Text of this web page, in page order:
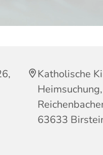
Katholische
63633